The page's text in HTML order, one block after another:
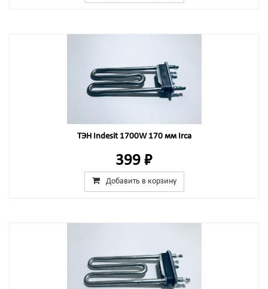
ТЭН Indesit 1700W 170 мм Irca
399 ₽
Добавить в корзину